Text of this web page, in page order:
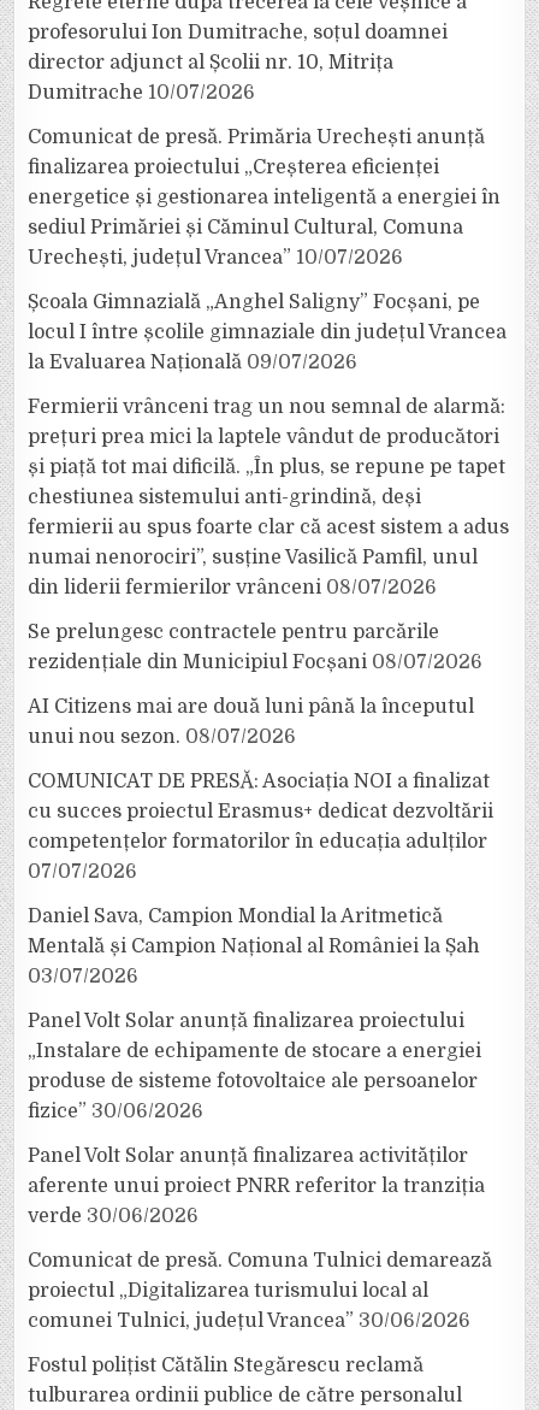
profesorului Ion Dumitrache, soțul doamnei
director adjunct al Școlii nr. 10, Mitrița
Dumitrache 10/07/2026
Comunicat de presă. Primăria Urechești anunță
finalizarea proiectului „Creșterea eficienței
energetice și gestionarea inteligentă a energiei în
sediul Primăriei și Căminul Cultural, Comuna
Urechești, județul Vrancea” 10/07/2026
Școala Gimnazială „Anghel Saligny” Focșani, pe
locul I între școlile gimnaziale din județul Vrancea
la Evaluarea Națională 09/07/2026
Fermierii vrânceni trag un nou semnal de alarmă:
prețuri prea mici la laptele vândut de producători
și piață tot mai dificilă. „În plus, se repune pe tapet
chestiunea sistemului anti-grindină, deși
fermierii au spus foarte clar că acest sistem a adus
numai nenorociri”, susține Vasilică Pamfil, unul
din liderii fermierilor vrânceni 08/07/2026
Se prelungesc contractele pentru parcările
rezidențiale din Municipiul Focșani 08/07/2026
AI Citizens mai are două luni până la începutul
unui nou sezon. 08/07/2026
COMUNICAT DE PRESĂ: Asociația NOI a finalizat
cu succes proiectul Erasmus+ dedicat dezvoltării
competențelor formatorilor în educația adulților
07/07/2026
Daniel Sava, Campion Mondial la Aritmetică
Mentală și Campion Național al României la Șah
03/07/2026
Panel Volt Solar anunță finalizarea proiectului
„Instalare de echipamente de stocare a energiei
produse de sisteme fotovoltaice ale persoanelor
fizice” 30/06/2026
Panel Volt Solar anunță finalizarea activităților
aferente unui proiect PNRR referitor la tranziția
verde 30/06/2026
Comunicat de presă. Comuna Tulnici demarează
proiectul „Digitalizarea turismului local al
comunei Tulnici, județul Vrancea” 30/06/2026
Fostul polițist Cătălin Stegărescu reclamă
tulburarea ordinii publice de către personalul